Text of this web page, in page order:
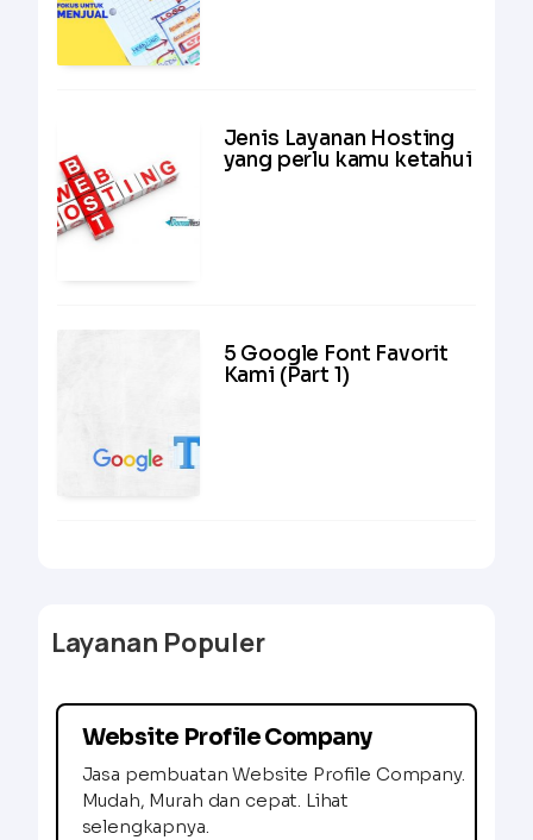
Jenis Layanan Hosting
yang perlu kamu ketahui
5 Google Font Favorit
Kami (Part 1)
Layanan Populer
Website Profile Company
Jasa pembuatan Website Profile Company.
Mudah, Murah dan cepat. Lihat
selengkapnya.